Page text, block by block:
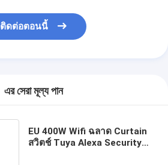
ติดต่อตอนนี้
এর সেরা মূল্য পান
EU 400W Wifi ฉลาด Curtain
สวิตช์ Tuya Alexa Security